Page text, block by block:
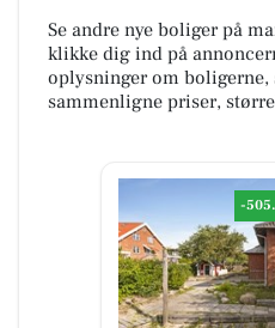
Se andre nye boliger på
klikke dig ind på
oplysninger om boligerne,
sammenligne priser,
-